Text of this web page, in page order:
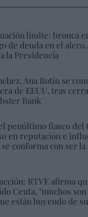
límite: bronca
de deuda en el
la Presidencia
Ana Botín se
de EEUU, tras
Bank
penúltimo fiasco del
en reputación e
conforma con ser
RTVE afirma
Ceuta, "muchos
están huyendo de